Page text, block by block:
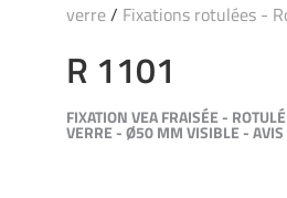
verre/ Fixations rotulées -
R 1101
FIXATION VEA FRAISÉE -
VERRE - Ø50 MM VISIBLE - AVIS